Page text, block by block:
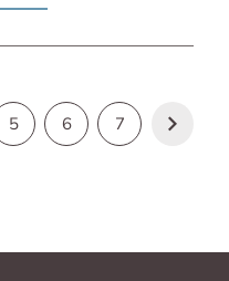
5 6 7